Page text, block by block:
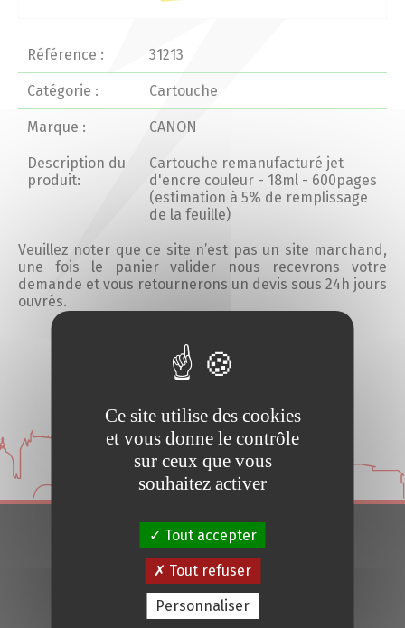
Produits
Professionnels
Particuliers
Catalogue
Analyse de vos besoins
Conseils et Astuces
Devis en 24H
Notre métier
Contact/magasins
Référence : 31213
Catégorie : Cartouche
Marque : CANON
Description du
produit:
Cartouche remanufacturé jet
d'encre couleur - 18ml - 600pages
(estimation à 5% de remplissage
de la feuille)
Veuillez noter que ce site n’est pas un site marchand,
une fois le panier valider nous recevrons votre
demande et vous retournerons un devis sous 24h jours
ouvrés.
Ajouter au devis
Ce site utilise des cookies
et vous donne le contrôle
sur ceux que vous
souhaitez activer
Tout accepter
Tout refuser
Personnaliser